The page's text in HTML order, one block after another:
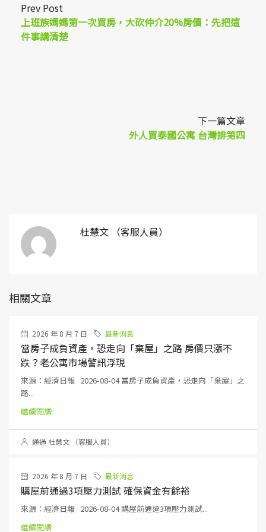
Prev Post
上班族媽媽第一次買房，大砍仲介20%房價：先把這
件事講清楚
下一篇文章
外人買泰國公寓 台灣排第四
杜慧文 （客服人員）
相關文章
2026 年 8 月 7 日 最新消息
當房子成負資產，恐走向「棄屋」之路 房價只漲不
跌？老公寓市場警訊浮現
來源：經濟日報 2026-08-04 當房子成負資產，恐走向「棄屋」之
路...
繼續閱讀
通過 杜慧文 （客服人員）
2026 年 8 月 7 日 最新消息
購屋前通過3項壓力測試 確保資金有餘裕
來源：經濟日報 2026-08-04 購屋前通過3項壓力測試...
繼續閱讀